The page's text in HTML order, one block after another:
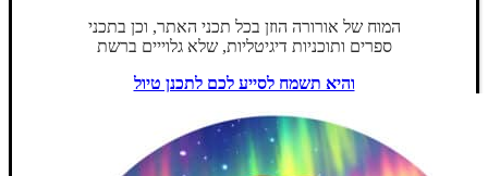
המוח של אורורה הוזן בכל תכני האתר, וכן בתכני
ספרים ותוכניות דיגיטליות, שלא גלוייים ברשת
והיא תשמח לסייע לכם לתכנן טיול